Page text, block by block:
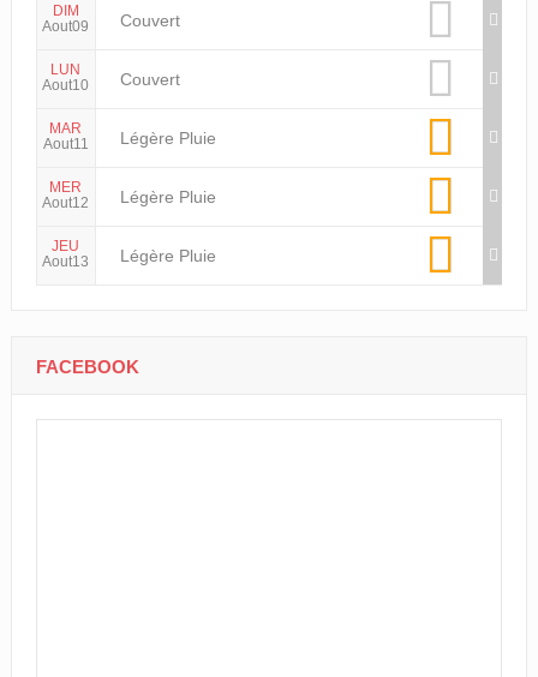
DIM
Aout09
Couvert
LUN
Aout10
Couvert
MAR
Aout11
Légère Pluie
MER
Aout12
Légère Pluie
JEU
Aout13
Légère Pluie
FACEBOOK